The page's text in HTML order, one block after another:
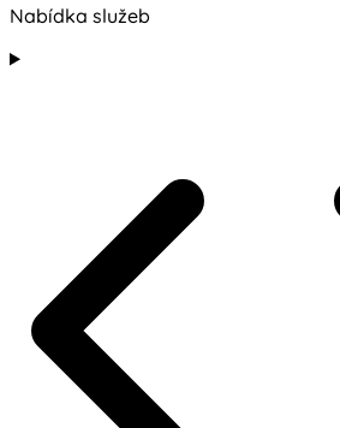
Nabídka služeb